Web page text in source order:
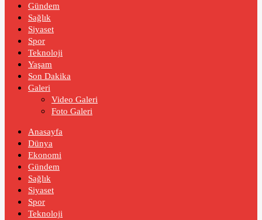
Gündem
Sağlık
Siyaset
Spor
Teknoloji
Yaşam
Son Dakika
Galeri
Video Galeri
Foto Galeri
Anasayfa
Dünya
Ekonomi
Gündem
Sağlık
Siyaset
Spor
Teknoloji